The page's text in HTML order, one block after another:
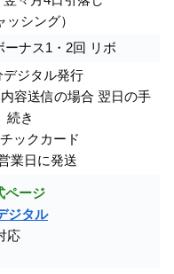
ッシング）
ーナス1・2回 リボ
デジタル発行
容送信の場合 翌日の手
続き
ックカード
業日に発送
ページ
ジタル
応